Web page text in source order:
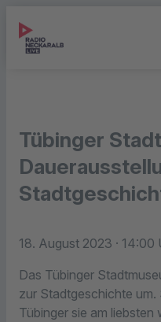
Tübinger
18. August 2023 · 14:00
Das Tübinger
zur Stadtgeschichte um.
Tübinger sie am liebsten